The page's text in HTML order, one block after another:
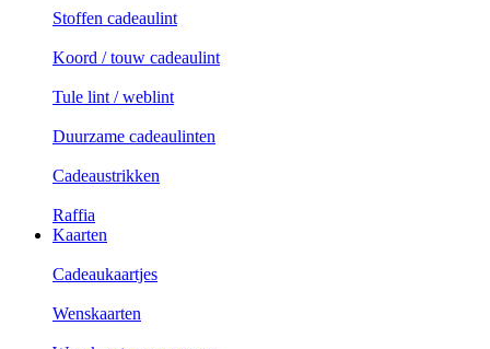
Stoffen cadeaulint
Koord / touw cadeaulint
Tule lint / weblint
Duurzame cadeaulinten
Cadeaustrikken
Raffia
Kaarten
Cadeaukaartjes
Wenskaarten